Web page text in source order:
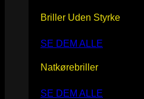
Briller Uden Styrke
SE DEM ALLE
Natkørebriller
SE DEM ALLE